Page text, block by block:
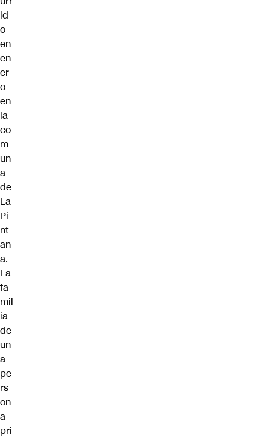
id
o
en
en
er
o
en
la
co
m
un
a
de
La
Pi
nt
an
a.
La
fa
mil
ia
de
un
a
pe
rs
on
a
pri